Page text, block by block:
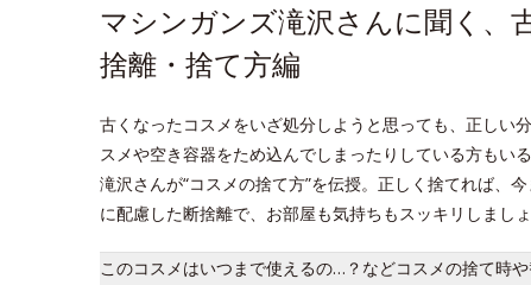
マシンガンズ滝沢さんに聞く、
捨離・捨て方編
古くなったコスメをいざ処分しようと思っても、正しい
スメや空き容器をため込んでしまったりしている方もい
滝沢さんが“コスメの捨て方”を伝授。正しく捨てれば、
に配慮した断捨離で、お部屋も気持ちもスッキリしましょ
このコスメはいつまで使えるの…？などコスメの捨て時